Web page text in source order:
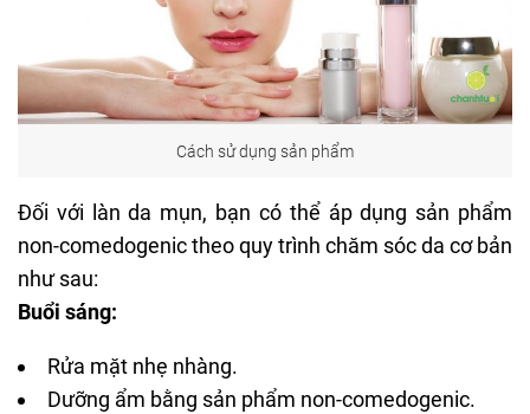
Cách sử dụng sản phẩm
Đối với làn da mụn, bạn có thể áp dụng sản phẩm
non-comedogenic theo quy trình chăm sóc da cơ bản
như sau:
Buổi sáng:
Rửa mặt nhẹ nhàng.
Dưỡng ẩm bằng sản phẩm non-comedogenic.